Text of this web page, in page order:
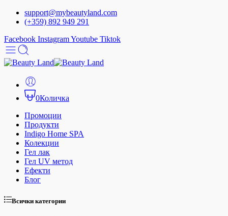
support@mybeautyland.com
(+359) 892 949 291
Facebook InstagramYoutube Tiktok
0Количка
Промоции
Продукти
Indigo Home SPA
Колекции
Гел лак
Гел UV метод
Ефекти
Блог
Всички категории